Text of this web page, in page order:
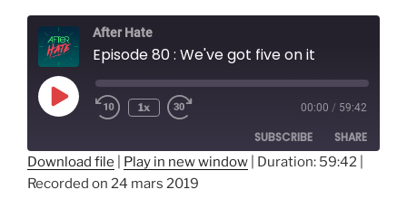
After Hate
Episode 80 : We've got five on it
Play
Episode
1x 00:00 / 59:42
SUBSCRIBE SHARE
SHARE
Download file Play in new window Duration: 59:42
Recorded on 24 mars 2019